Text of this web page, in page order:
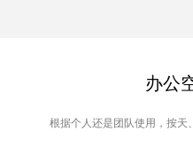
办公
根据个人还是团队使用，按天